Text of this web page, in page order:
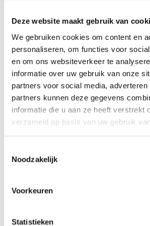
Deze website maakt gebruik van
We gebruiken cookies om content en
personaliseren, om functies voor
en om ons websiteverkeer te
informatie over uw gebruik van onze
partners voor social media,
partners kunnen deze gegevens
informatie die u aan ze heeft verstrekt
verzameld op basis van uw gebruik
Noodzakelijk
Voorkeuren
Statistieken
AFFICHEUR LCD AVEC 9